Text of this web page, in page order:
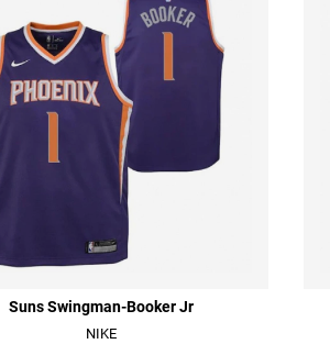
Suns Swingman-Booker Jr
NIKE